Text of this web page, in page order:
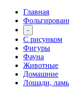
Главная
-
С рисунком
Фигуры
Фауна
Животные
Домашние
Лошади,